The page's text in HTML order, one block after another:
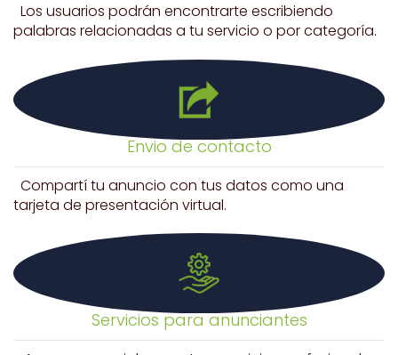
Los usuarios podrán encontrarte escribiendo
palabras relacionadas a tu servicio o por categoría.
Envio de contacto
Compartí tu anuncio con tus datos como una
tarjeta de presentación virtual.
Servicios para anunciantes